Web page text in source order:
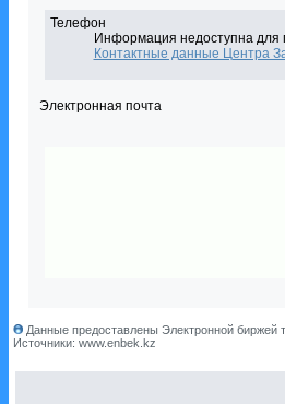
Телефон
Информация недоступна для
Контактные данные Центра
Электронная почта
Данные предоставлены Электронной биржей
Источники: www.enbek.kz